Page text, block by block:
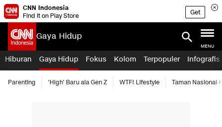
CNN Indonesia
Find it on Play Store
Get
Gaya Hidup
MENU
Hiburan Gaya Hidup Fokus Kolom Terpopuler Infografis
Parenting 'High' Baru ala Gen Z WTF! Lifestyle Taman Nasional